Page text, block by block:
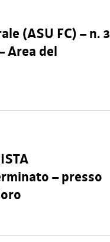
(ASU FC) – n. 3
Area del
– presso